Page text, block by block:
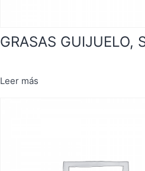
GRASAS GUIJUELO,
Leer más